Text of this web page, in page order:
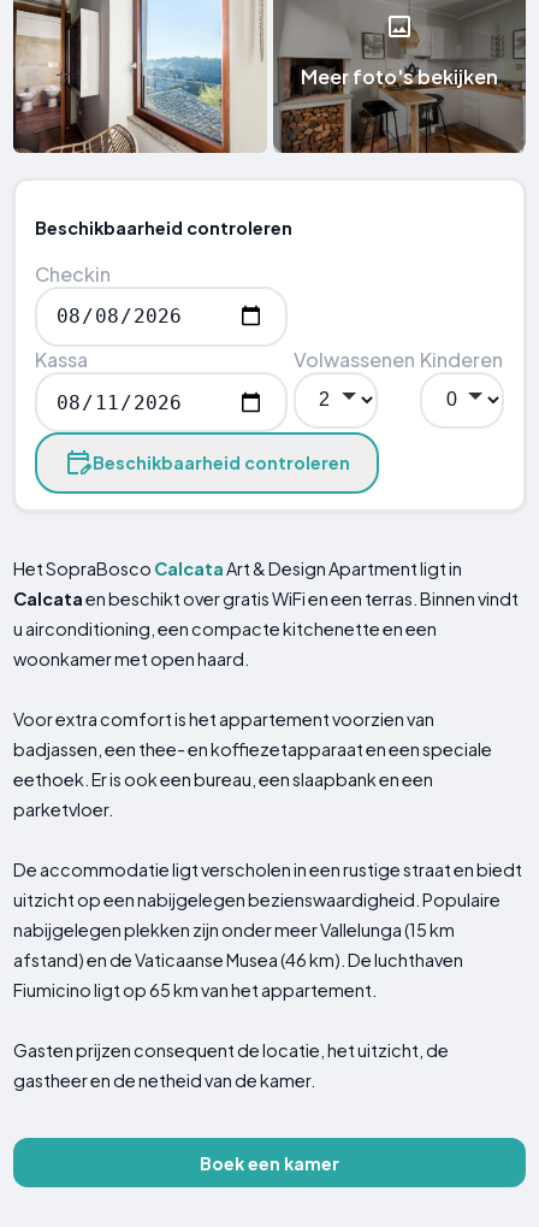
Meer foto's bekijken
Beschikbaarheid controleren
Checkin
Kassa Volwassenen Kinderen
Beschikbaarheid controleren
Het SopraBosco CalcataArt & Design Apartment ligt in
Calcataen beschikt over gratis WiFi en een terras. Binnen vindt
u airconditioning, een compacte kitchenette en een
woonkamer met open haard.
Voor extra comfort is het appartement voorzien van
badjassen, een thee- en koffiezetapparaat en een speciale
eethoek. Er is ook een bureau, een slaapbank en een
parketvloer.
De accommodatie ligt verscholen in een rustige straat en biedt
uitzicht op een nabijgelegen bezienswaardigheid. Populaire
nabijgelegen plekken zijn onder meer Vallelunga (15 km
afstand) en de Vaticaanse Musea (46 km). De luchthaven
Fiumicino ligt op 65 km van het appartement.
Gasten prijzen consequent de locatie, het uitzicht, de
gastheer en de netheid van de kamer.
Boek een kamer